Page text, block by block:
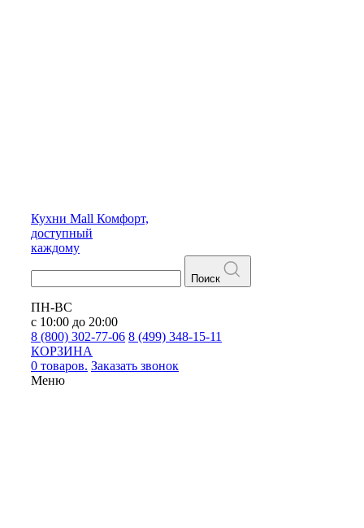
Кухни Mall Комфорт,
доступный
каждому
Поиск
ПН-ВС
с 10:00 до 20:00
8 (800) 302-77-06 8 (499) 348-15-11
КОРЗИНА
0 товаров. Заказать звонок
Меню